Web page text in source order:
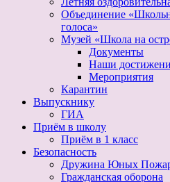
Объединение
голоса»
Музей «Школа на
Документы
Наши
Мероприятия
Карантин
Выпускнику
ГИА
Приём в школу
Приём в 1 класс
Безопасность
Дружина Юных
Гражданская оборона